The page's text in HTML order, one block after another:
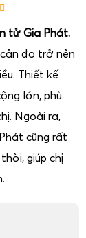
tử Gia Phát.
đo trở nên
Thiết kế
lớn, phù
Ngoài ra,
cũng rất
giúp chị